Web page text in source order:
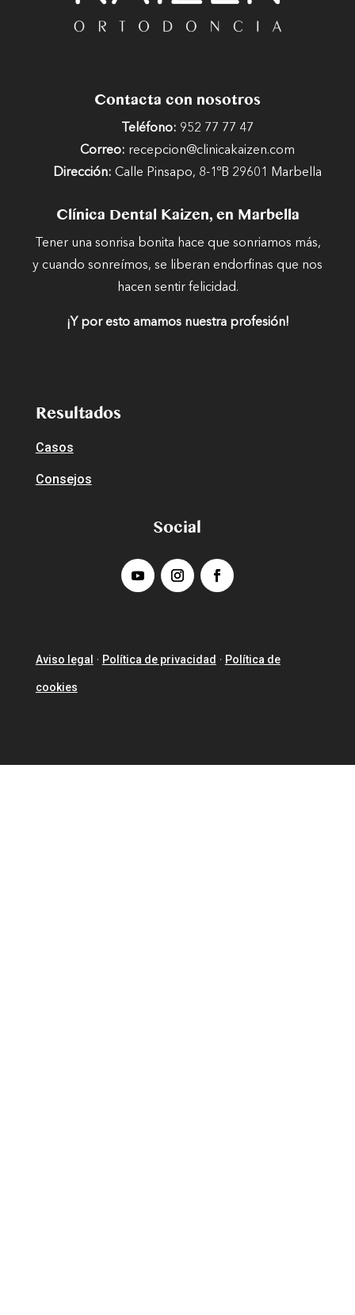
Contacta con nosotros
Teléfono: 952 77 77 47
Correo: recepcion@clinicakaizen.com
Dirección: Calle Pinsapo, 8-1ºB 29601 Marbella
Clínica Dental Kaizen, en Marbella
Tener una sonrisa bonita hace que sonriamos más,
y cuando sonreímos, se liberan endorfinas que nos
hacen sentir felicidad.
¡Y por esto amamos nuestra profesión!
Resultados
Casos
Consejos
Social
Aviso legal · Política de privacidad · Política de
cookies